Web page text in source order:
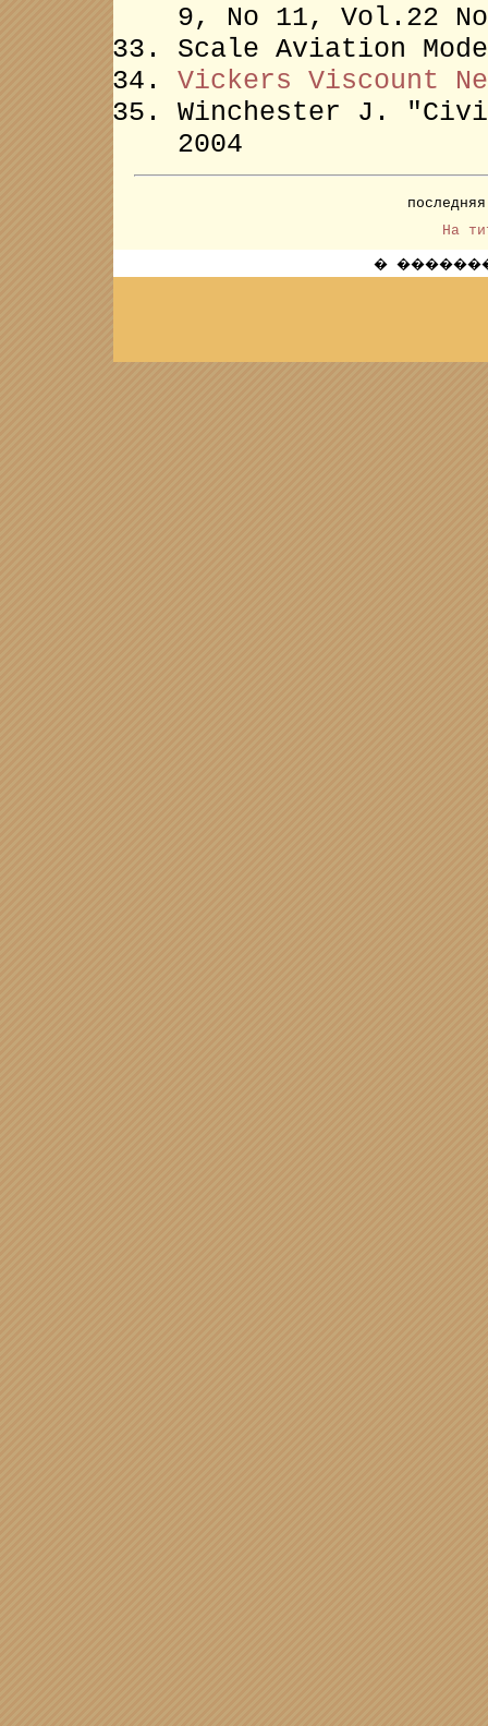
9, No 11, Vol.22
Scale Aviation
Vickers Viscount
Winchester J.
2004
На
�